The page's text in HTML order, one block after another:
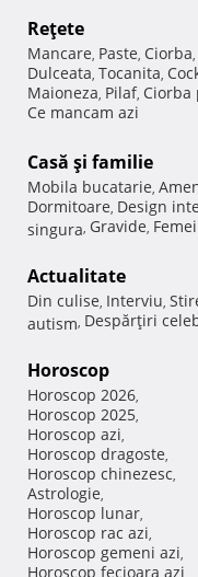
Reţete
Mancare, Paste, Ciorba,
Dulceata, Tocanita,
Maioneza, Pilaf, Ciorba
Ce mancam azi
Casă şi familie
Mobila bucatarie,
Dormitoare, Design
singura, Gravide,
Actualitate
Din culise, Interviu,
autism, Despărţiri
Horoscop
Horoscop 2026,
Horoscop 2025,
Horoscop azi,
Horoscop dragoste,
Horoscop chinezesc,
Astrologie,
Horoscop lunar,
Horoscop rac azi,
Horoscop gemeni azi,
Horoscop fecioara azi